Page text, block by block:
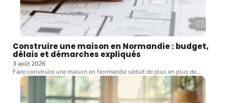
Construire une maison en Normandie : budget,
délais et démarches expliqués
3 août 2026
Faire construire une maison en Normandie séduit de plus en plus de…